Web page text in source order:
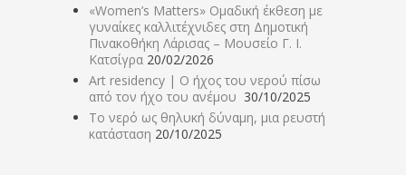
«Women’s Matters» Ομαδική έκθεση με
γυναίκες καλλιτέχνιδες στη Δημοτική
Πινακοθήκη Λάρισας – Μουσείο Γ. Ι.
Κατσίγρα 20/02/2026
Art residency | Ο ήχος του νερού πίσω
από τον ήχο του ανέμου 30/10/2025
Το νερό ως θηλυκή δύναμη, μια ρευστή
κατάσταση 20/10/2025